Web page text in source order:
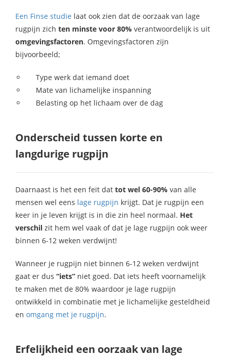
Een Finse studie laat ook zien dat de oorzaak van lage
rugpijn zich ten minste voor 80% verantwoordelijk is uit
omgevingsfactoren. Omgevingsfactoren zijn
bijvoorbeeld;
Type werk dat iemand doet
Mate van lichamelijke inspanning
Belasting op het lichaam over de dag
Onderscheid tussen korte en
langdurige rugpijn
Daarnaast is het een feit dat tot wel 60-90% van alle
mensen wel eens lage rugpijn krijgt. Dat je rugpijn een
keer in je leven krijgt is in die zin heel normaal. Het
verschil zit hem wel vaak of dat je lage rugpijn ook weer
binnen 6-12 weken verdwijnt!
Wanneer je rugpijn niet binnen 6-12 weken verdwijnt
gaat er dus “iets” niet goed. Dat iets heeft voornamelijk
te maken met de 80% waardoor je lage rugpijn
ontwikkeld in combinatie met je lichamelijke gesteldheid
en omgang met je rugpijn.
Erfelijkheid een oorzaak van lage